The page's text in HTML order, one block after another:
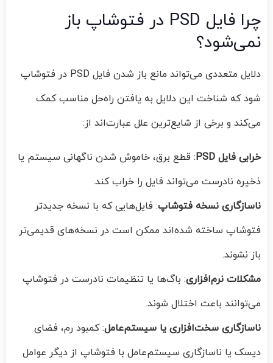
چرا فایل PSD در فتوشاپ باز
نمی‌شود؟
دلایل متعددی می‌تواند مانع باز شدن فایل PSD در فتوشاپ
شود که شناخت این دلایل به یافتن راه‌حل مناسب کمک
می‌کند و برخی از شایع‌ترین علل عبارت‌اند از:
خرابی فایل PSD
: قطع برق، خاموش شدن ناگهانی سیستم یا
ذخیره نادرست می‌تواند فایل را خراب کند.
ناسازگاری نسخه فتوشاپ: فایل‌هایی که با نسخه جدیدتر
فتوشاپ ساخته شده‌اند ممکن است در نسخه‌های قدیمی‌تر
باز نشوند.
مشکلات نرم‌افزاری: باگ‌ها یا تنظیمات نادرست در فتوشاپ
می‌توانند باعث اختلال شوند.
ناسازگاری سخت‌افزاری یا سیستم‌عامل: کمبود رم، فضای
دیسک یا ناسازگاری سیستم‌عامل با فتوشاپ از دیگر عوامل